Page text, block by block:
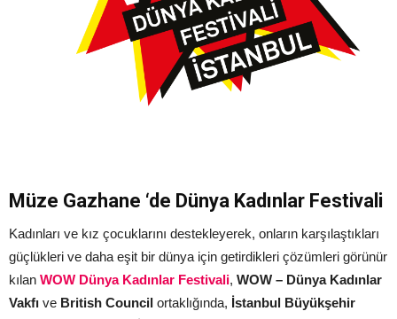
Müze Gazhane ‘de Dünya Kadınlar Festivali
Kadınları ve kız çocuklarını destekleyerek, onların karşılaştıkları
güçlükleri ve daha eşit bir dünya için getirdikleri çözümleri görünür
kılan WOW Dünya Kadınlar Festivali, WOW – Dünya Kadınlar
Vakfı ve British Council ortaklığında, İstanbul Büyükşehir